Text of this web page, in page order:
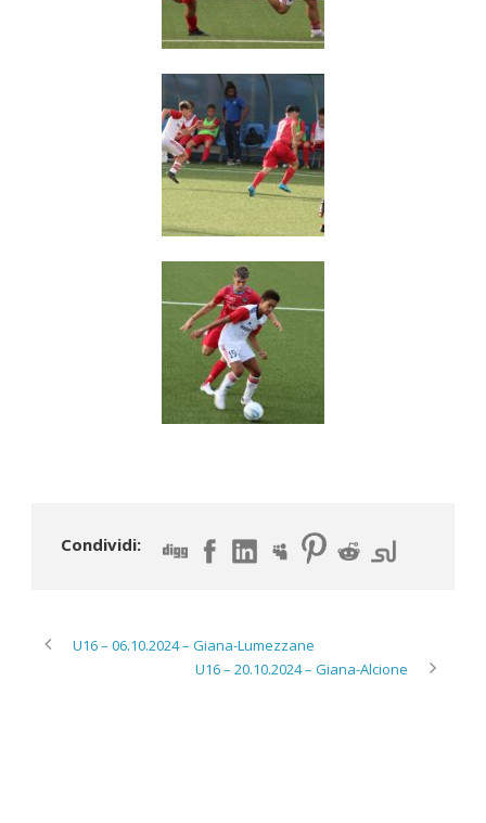
Condividi:
U16 – 06.10.2024 – Giana-Lumezzane
U16 – 20.10.2024 – Giana-Alcione